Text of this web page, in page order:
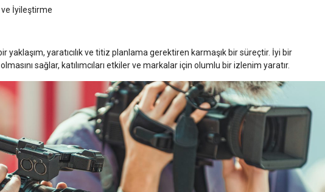
İyileştirme
yaklaşım, yaratıcılık ve titiz planlama gerektiren karmaşık bir süreçtir. İyi bir
sağlar, katılımcıları etkiler ve markalar için olumlu bir izlenim yaratır.